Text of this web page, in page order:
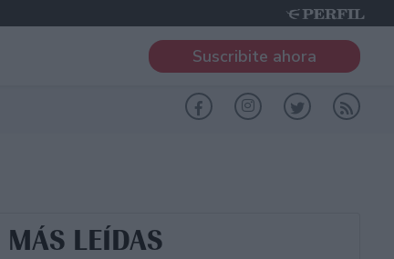
Suscribite ahora
MÁS LEÍDAS